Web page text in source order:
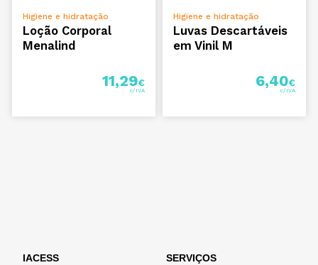
ADICIONAR
Higiene e hidratação
Loção Corporal
Menalind
11,29€
ADICIONAR
Higiene e hidratação
Luvas Descartáveis
em Vinil M
6,40€
IACESS SERVIÇOS